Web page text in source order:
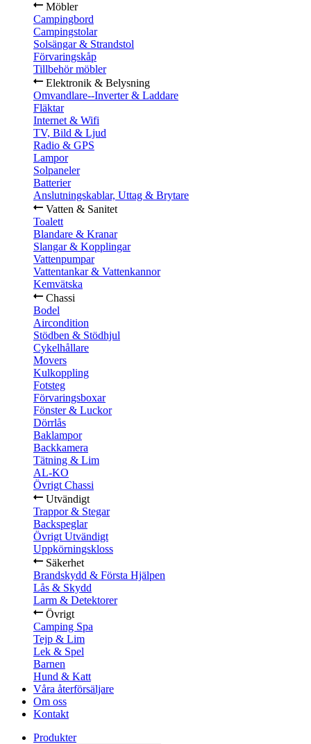
Möbler
Campingbord
Campingstolar
Solsängar & Strandstol
Förvaringskåp
Tillbehör möbler
Elektronik & Belysning
Omvandlare--Inverter & Laddare
Fläktar
Internet & Wifi
TV, Bild & Ljud
Radio & GPS
Lampor
Solpaneler
Batterier
Anslutningskablar, Uttag & Brytare
Vatten & Sanitet
Toalett
Blandare & Kranar
Slangar & Kopplingar
Vattenpumpar
Vattentankar & Vattenkannor
Kemvätska
Chassi
Bodel
Aircondition
Stödben & Stödhjul
Cykelhållare
Movers
Kulkoppling
Fotsteg
Förvaringsboxar
Fönster & Luckor
Dörrlås
Baklampor
Backkamera
Tätning & Lim
AL-KO
Övrigt Chassi
Utvändigt
Trappor & Stegar
Backspeglar
Övrigt Utvändigt
Uppkörningskloss
Säkerhet
Brandskydd & Första Hjälpen
Lås & Skydd
Larm & Detektorer
Övrigt
Camping Spa
Tejp & Lim
Lek & Spel
Barnen
Hund & Katt
Våra återförsäljare
Om oss
Kontakt
Produkter